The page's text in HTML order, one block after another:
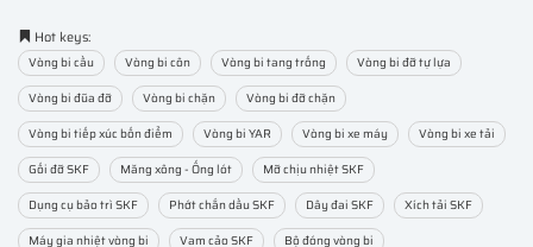
Hot keys:
Vòng bi cầu Vòng bi côn Vòng bi tang trống
Vòng bi đỡ tự lựa
Vòng bi đũa đỡ
Vòng bi chặn
Vòng bi đỡ chặn
Vòng bi tiếp xúc bốn điểm
Vòng bi YAR Vòng bi xe máy
Vòng bi xe tải
Gối đỡ SKF
Măng xông - Ống lót
Mỡ chịu nhiệt SKF
Dụng cụ bảo trì SKF
Phớt chắn dầu SKF Dây đai SKF
Xích tải SKF
Máy gia nhiệt vòng bi
Vam cảo SKF
Bộ đóng vòng bi